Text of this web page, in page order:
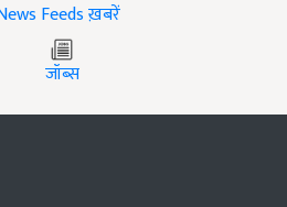
ख़बरें
जॉब्स